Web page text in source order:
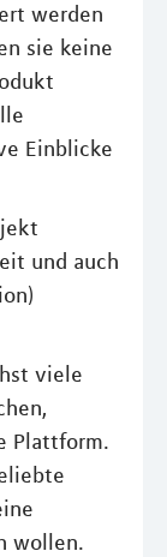
werden
sie keine
Einblicke
und auch
viele
Plattform.
wollen.